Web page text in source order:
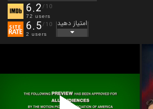
6.2 /10
72 users
6.5/10
2 users
امتیاز دهید